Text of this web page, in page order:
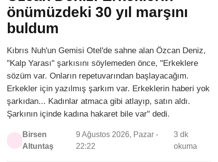
önümüzdeki 30 yıl marşını
buldum
Kıbrıs Nuh'un Gemisi Otel'de sahne alan Özcan Deniz,
"Kalp Yarası" şarkısını söylemeden önce, "Erkeklere
sözüm var. Onların repetuvarından başlayacağım.
Erkekler için yazılmış şarkım var. Erkeklerin haberi yok
şarkıdan... Kadınlar atmaca gibi atlayıp, satın aldı.
Şarkının içinde kadına hakaret bile var" dedi.
Birsen
Altuntaş
9 Ağustos 2026, Pazar -
22:22
3 dk
okuma